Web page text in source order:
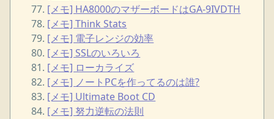
[メモ] HA8000のマザーボードはGA-9IVDTH
[メモ] Think Stats
[メモ] 電子レンジの効率
[メモ] SSLのいろいろ
[メモ] ローカライズ
[メモ] ノートPCを作ってるのは誰?
[メモ] Ultimate Boot CD
[メモ] 努力逆転の法則